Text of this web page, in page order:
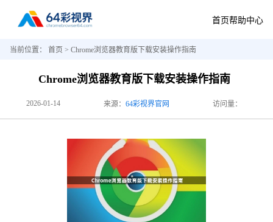
首页帮助中心
当前位置： 首页 > Chrome浏览器教育版下载安装操作指南
Chrome浏览器教育版下载安装操作指南
2026-01-14 来源： 64彩视界官网 访问量：